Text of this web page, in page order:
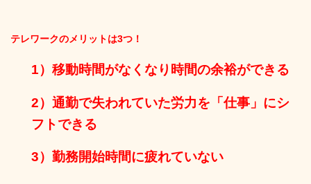
テレワークのメリットは3つ！
1）移動時間がなくなり時間の余裕ができる
2）通勤で失われていた労力を「仕事」にシ
フトできる
3）勤務開始時間に疲れていない